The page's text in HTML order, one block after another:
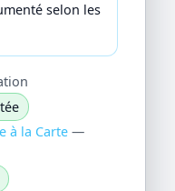
selon les
à la Carte—